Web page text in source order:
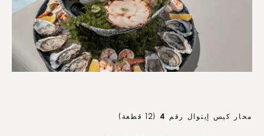
محار كيس إيتوال رقم 4 (12 قطعة)